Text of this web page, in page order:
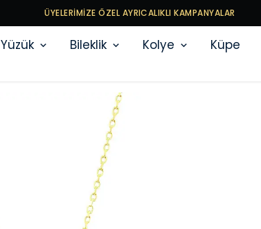
ÜYELERİMİZE ÖZEL AYRICALIKLI KAMPANYALAR
Yüzük Bileklik Kolye Küpe